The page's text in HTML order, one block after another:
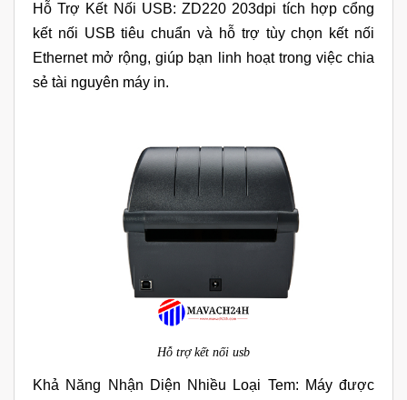
Hỗ Trợ Kết Nối USB: ZD220 203dpi tích hợp cổng
kết nối USB tiêu chuẩn và hỗ trợ tùy chọn kết nối
Ethernet mở rộng, giúp bạn linh hoạt trong việc chia
sẻ tài nguyên máy in.
Hỗ trợ kết nối usb
Khả Năng Nhận Diện Nhiều Loại Tem: Máy được